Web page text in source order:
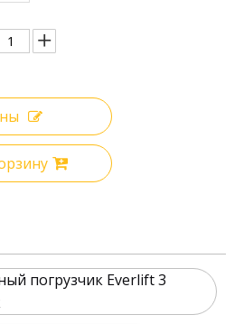
погрузчик Everlift 3